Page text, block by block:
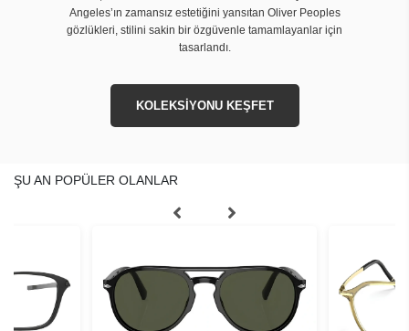
Angeles’ın zamansız estetiğini yansıtan Oliver Peoples
gözlükleri, stilini sakin bir özgüvenle tamamlayanlar için
tasarlandı.
KOLEKSİYONU KEŞFET
ŞU AN POPÜLER OLANLAR